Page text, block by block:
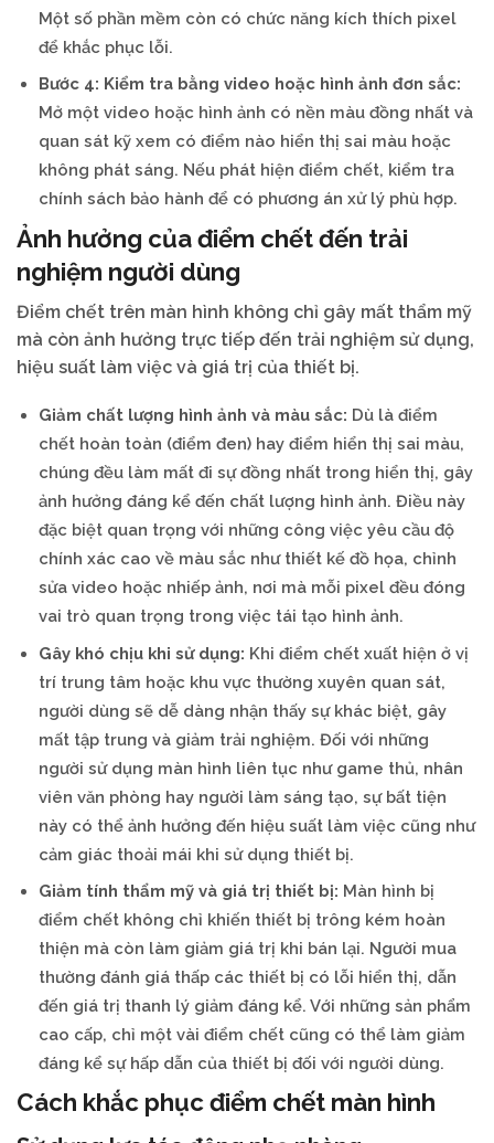
Một số phần mềm còn có chức năng kích thích pixel
để khắc phục lỗi.
Bước 4: Kiểm tra bằng video hoặc hình ảnh đơn sắc:
Mở một video hoặc hình ảnh có nền màu đồng nhất và
quan sát kỹ xem có điểm nào hiển thị sai màu hoặc
không phát sáng. Nếu phát hiện điểm chết, kiểm tra
chính sách bảo hành để có phương án xử lý phù hợp.
Ảnh hưởng của điểm chết đến trải
nghiệm người dùng
Điểm chết trên màn hình không chỉ gây mất thẩm mỹ
mà còn ảnh hưởng trực tiếp đến trải nghiệm sử dụng,
hiệu suất làm việc và giá trị của thiết bị.
Giảm chất lượng hình ảnh và màu sắc: Dù là điểm
chết hoàn toàn (điểm đen) hay điểm hiển thị sai màu,
chúng đều làm mất đi sự đồng nhất trong hiển thị, gây
ảnh hưởng đáng kể đến chất lượng hình ảnh. Điều này
đặc biệt quan trọng với những công việc yêu cầu độ
chính xác cao về màu sắc như thiết kế đồ họa, chỉnh
sửa video hoặc nhiếp ảnh, nơi mà mỗi pixel đều đóng
vai trò quan trọng trong việc tái tạo hình ảnh.
Gây khó chịu khi sử dụng: Khi điểm chết xuất hiện ở vị
trí trung tâm hoặc khu vực thường xuyên quan sát,
người dùng sẽ dễ dàng nhận thấy sự khác biệt, gây
mất tập trung và giảm trải nghiệm. Đối với những
người sử dụng màn hình liên tục như game thủ, nhân
viên văn phòng hay người làm sáng tạo, sự bất tiện
này có thể ảnh hưởng đến hiệu suất làm việc cũng như
cảm giác thoải mái khi sử dụng thiết bị.
Giảm tính thẩm mỹ và giá trị thiết bị: Màn hình bị
điểm chết không chỉ khiến thiết bị trông kém hoàn
thiện mà còn làm giảm giá trị khi bán lại. Người mua
thường đánh giá thấp các thiết bị có lỗi hiển thị, dẫn
đến giá trị thanh lý giảm đáng kể. Với những sản phẩm
cao cấp, chỉ một vài điểm chết cũng có thể làm giảm
đáng kể sự hấp dẫn của thiết bị đối với người dùng.
Cách khắc phục điểm chết màn hình